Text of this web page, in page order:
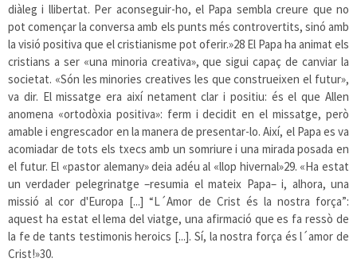
diàleg i llibertat. Per aconseguir-ho, el Papa sembla creure que no
pot començar la conversa amb els punts més controvertits, sinó amb
la visió positiva que el cristianisme pot oferir.»28 El Papa ha animat els
cristians a ser «una minoria creativa», que sigui capaç de canviar la
societat. «Són les minories creatives les que construeixen el futur»,
va dir. El missatge era així netament clar i positiu: és el que Allen
anomena «ortodòxia positiva»: ferm i decidit en el missatge, però
amable i engrescador en la manera de presentar-lo. Així, el Papa es va
acomiadar de tots els txecs amb un somriure i una mirada posada en
el futur. El «pastor alemany» deia adéu al «llop hivernal»29. «Ha estat
un verdader pelegrinatge –resumia el mateix Papa– i, alhora, una
missió al cor d'Europa [...] “L´Amor de Crist és la nostra força”:
aquest ha estat el lema del viatge, una afirmació que es fa ressò de
la fe de tants testimonis heroics [...]. Sí, la nostra força és l´amor de
Crist!»30.